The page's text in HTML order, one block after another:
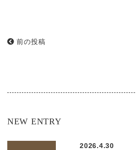
前の投稿
NEW ENTRY
2026.4.30